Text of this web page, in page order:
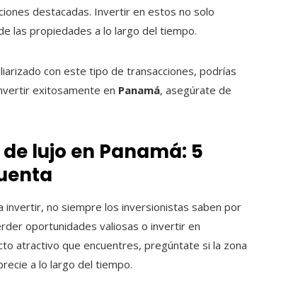
destacadas. Invertir en estos no solo
las propiedades a lo largo del tiempo.
con este tipo de transacciones, podrías
exitosamente en Panamá, asegúrate de
lujo en Panamá: 5
invertir, no siempre los inversionistas saben por
oportunidades valiosas o invertir en
atractivo que encuentres, pregúntate si la zona
a lo largo del tiempo.